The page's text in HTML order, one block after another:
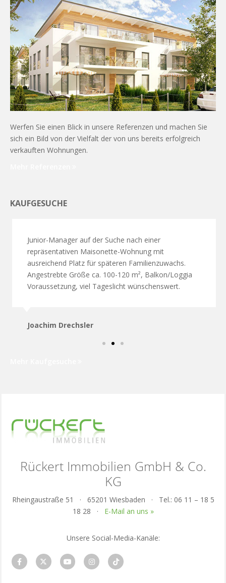
Werfen Sie einen Blick in unsere Referenzen und machen Sie
sich ein Bild von der Vielfalt der von uns bereits erfolgreich
verkauften Wohnungen.
KAUFGESUCHE
Junior-Manager auf der Suche nach einer
repräsentativen Maisonette-Wohnung mit
ausreichend Platz für späteren Familienzuwachs.
Angestrebte Größe ca. 100-120 m², Balkon/Loggia
Voraussetzung, viel Tageslicht wünschenswert.
Joachim Drechsler
Rückert Immobilien GmbH & Co.
KG
Rheingaustraße 51 · 65201 Wiesbaden · Tel.: 06 11 – 18 5
18 28 · E-Mail an uns »
Unsere Social-Media-Kanäle: